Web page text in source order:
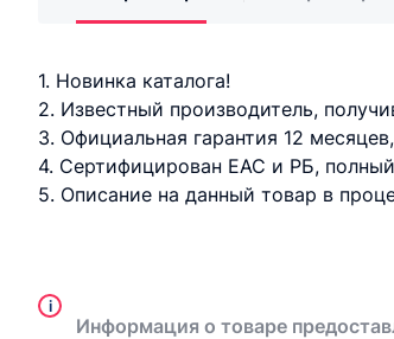
1. Новинка каталога!
2. Известный производитель,
3. Официальная гарантия 12
4. Сертифицирован ЕАС и РБ,
5. Описание на данный товар в
i
Информация о товаре